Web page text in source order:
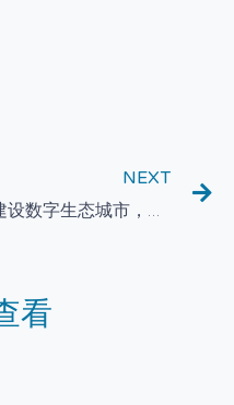
NEXT
建设数字生态城市，智能化水质监测技术在环保领域的应用
看